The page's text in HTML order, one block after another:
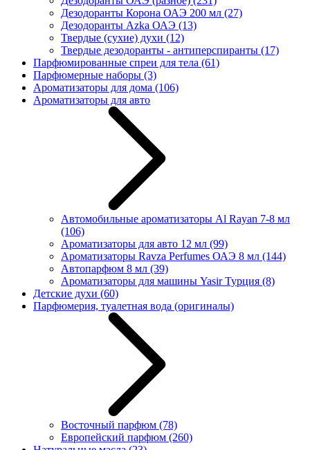
Дезодоранты Корона ОАЭ 200 мл (27)
Дезодоранты Azka ОАЭ (13)
Твердые (сухие) духи (12)
Твердые дезодоранты - антиперспиранты (17)
Парфюмированные спреи для тела (61)
Парфюмерные наборы (3)
Ароматизаторы для дома (106)
Ароматизаторы для авто
Автомобильные ароматизаторы Al Rayan 7-8 мл
(106)
Ароматизаторы для авто 12 мл (99)
Ароматизаторы Ravza Perfumes ОАЭ 8 мл (144)
Автопарфюм 8 мл (39)
Ароматизаторы для машины Yasir Турция (8)
Детские духи (60)
Парфюмерия, туалетная вода (оригиналы)
Восточный парфюм (78)
Европейский парфюм (260)